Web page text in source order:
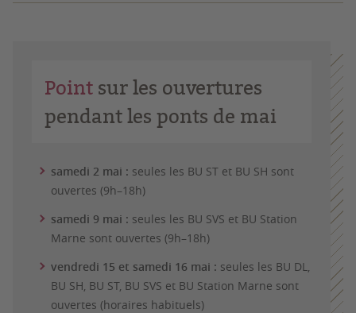
Point sur les ouvertures
pendant les ponts de mai
samedi 2 mai : seules les BU ST et BU SH sont
ouvertes (9h–18h)
samedi 9 mai : seules les BU SVS et BU Station
Marne sont ouvertes (9h–18h)
vendredi 15 et samedi 16 mai : seules les BU DL,
BU SH, BU ST, BU SVS et BU Station Marne sont
ouvertes (horaires habituels)